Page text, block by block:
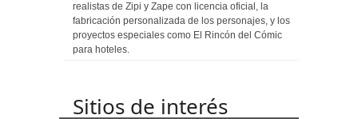
realistas de Zipi y Zape con licencia oficial, la
fabricación personalizada de los personajes, y los
proyectos especiales como El Rincón del Cómic
para hoteles.
Sitios de interés